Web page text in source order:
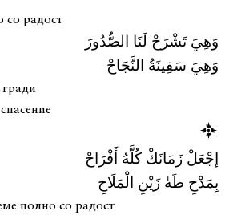
со радост
وَهِيَ تَشْرَحْ لَنَا الصُّدُورَ
وَهِيَ سَفِينَةُ النَّجَاحْ
إجْعَلْ زَمَانَكْ كُلَّهُ أَفْرَاحْ
بِمَدْحِ طَهٰ زَيْنِ الْمَلَاحِ
полно со радост